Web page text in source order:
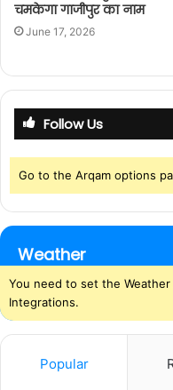
चमकेगा गाजीपुर का नाम
June 17, 2026
Follow Us
Go to the Arqam options
Weather
You need to set the
Integrations.
Popular